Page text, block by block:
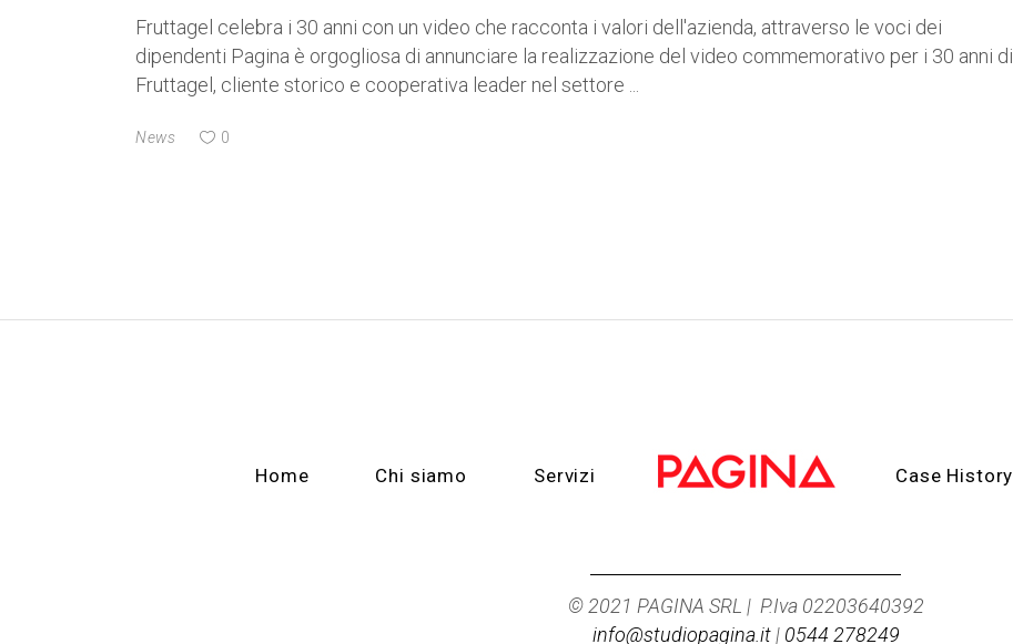
Fruttagel celebra i 30 anni con un video che racconta i valori dell'azienda, attraverso le voci dei
dipendenti Pagina è orgogliosa di annunciare la realizzazione del video commemorativo per i 30 anni di
Fruttagel, cliente storico e cooperativa leader nel settore
News 0
Home Chi siamo Servizi Case History
© 2021 PAGINA SRL | P.Iva 02203640392
info@studiopagina.it| 0544 278249